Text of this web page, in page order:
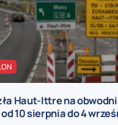
Haut-Ittre na
10 sierpnia do 4